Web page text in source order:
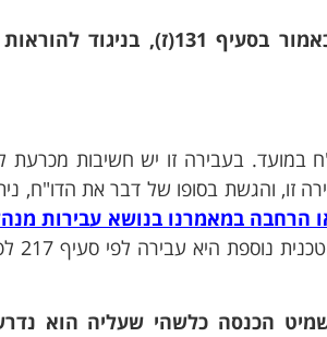
9. לא דיווח בדוח על פעולה שהיא פעולה החייבת בדיווח כאמור בסעיף
עבירה לפי סעיף 216(4), אי הגשת דו"ח במועד. בעבירה זו יש חשיבות
זו, והגשת בסופו של דבר את הדו"ח,
הרחבה במאמרנו בנושא עבירות
העונש על
הכנסה כלשהי שעליה הוא